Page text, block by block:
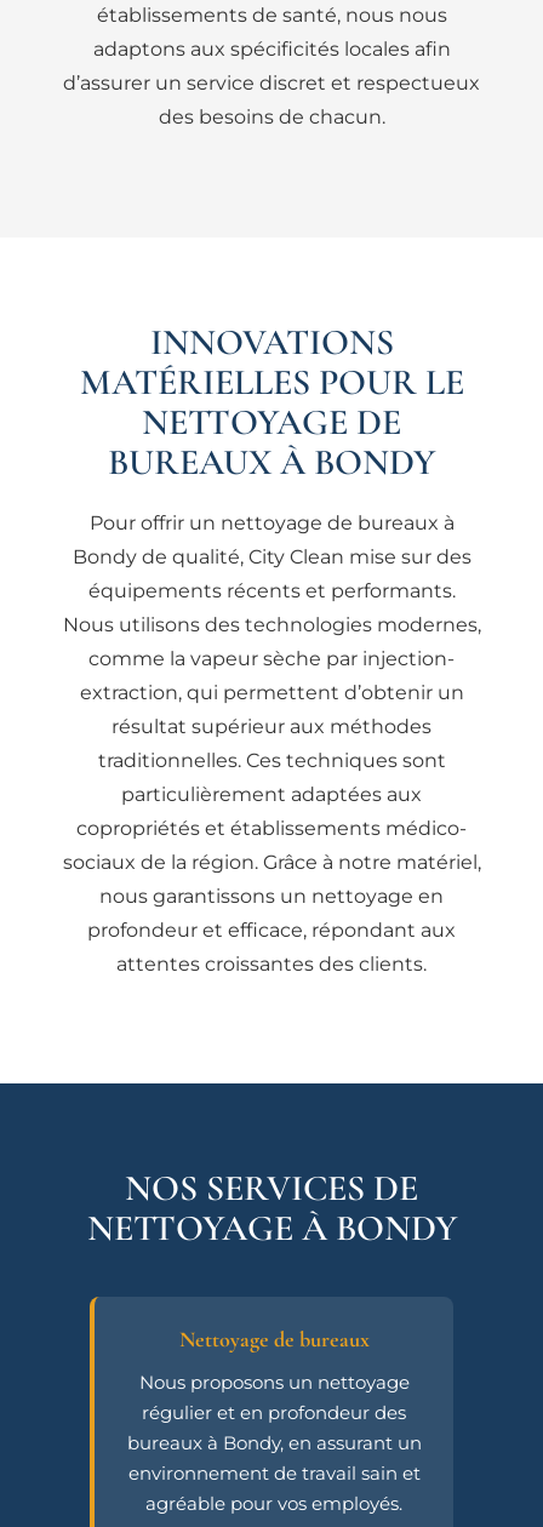
établissements de santé, nous nous
adaptons aux spécificités locales afin
d’assurer un service discret et respectueux
des besoins de chacun.
INNOVATIONS
MATÉRIELLES POUR LE
NETTOYAGE DE
BUREAUX À BONDY
Pour offrir un nettoyage de bureaux à
Bondy de qualité, City Clean mise sur des
équipements récents et performants.
Nous utilisons des technologies modernes,
comme la vapeur sèche par injection-
extraction, qui permettent d’obtenir un
résultat supérieur aux méthodes
traditionnelles. Ces techniques sont
particulièrement adaptées aux
copropriétés et établissements médico-
sociaux de la région. Grâce à notre matériel,
nous garantissons un nettoyage en
profondeur et efficace, répondant aux
attentes croissantes des clients.
NOS SERVICES DE
NETTOYAGE À BONDY
Nettoyage de bureaux
Nous proposons un nettoyage
régulier et en profondeur des
bureaux à Bondy, en assurant un
environnement de travail sain et
agréable pour vos employés.